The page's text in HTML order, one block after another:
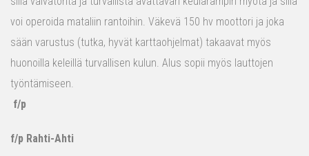
voi operoida mataliin rantoihin. Väkevä 150 hv moottori ja joka
sään varustus (tutka, hyvät karttaohjelmat) takaavat myös
huonoilla keleillä turvallisen kulun. Alus sopii myös lauttojen
työntämiseen.
f/p
f/p Rahti-Ahti